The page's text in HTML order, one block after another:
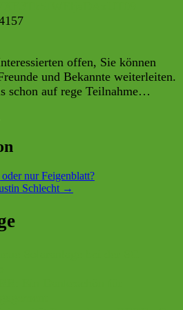
offen, Sie können
und Bekannte weiterleiten.
schon auf rege Teilnahme…
nur Feigenblatt?
Schlecht →